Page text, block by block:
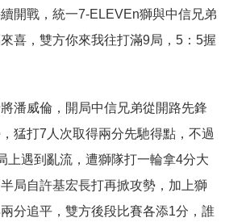
開戰，統一7-ELEVEn獅與中信兄弟
喜，雙方你來我往打滿9局， 5 ： 5握
潘威倫，開局中信兄弟從開路先鋒
猛打7 人次取得兩分先馳得點，不過
上遇到亂流，遭獅隊打一輪拿4分大
局自許基宏長打再掀攻勢，加上獅
分追平，雙方後段比賽各添1分，誰